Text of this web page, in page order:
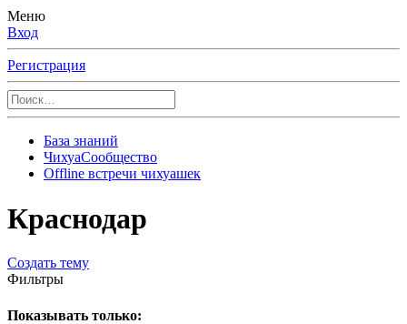
Меню
Вход
Регистрация
База знаний
ЧихуаСообщество
Offline встречи чихуашек
Краснодар
Создать тему
Фильтры
Показывать только: